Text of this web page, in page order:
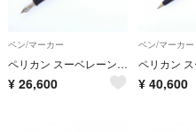
ペン/マーカー
ペリカン スーベレーンM400ボルドー 万年筆
¥ 26,600
ペン/マーカー
¥ 40,600